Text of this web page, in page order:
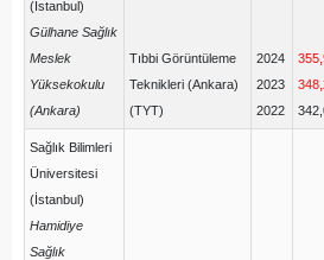
(İstanbul)
Gülhane Sağlık
Meslek
Yüksekokulu
(Ankara)
Tıbbi Görüntüleme
Teknikleri (Ankara)
(TYT)
2024
2023
2022
Sağlık Bilimleri
Üniversitesi
(İstanbul)
Hamidiye
Sağlık